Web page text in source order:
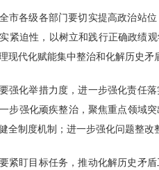
市各级各部门要切实提高政治站
紧迫性，以树立和践行正确政绩
现代化赋能集中整治和化解历史矛
强化举措力度，进一步强化责任
步强化顽疾整治，聚焦重点领域
全制度机制；进一步强化问题整改
紧盯目标任务，推动化解历史矛